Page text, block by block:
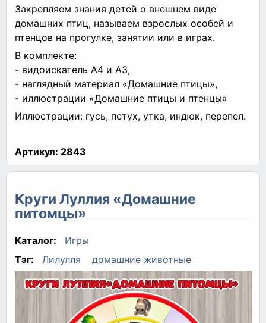
Закрепляем знания детей о внешнем виде
домашних птиц, называем взрослых особей и
птенцов на прогулке, занятии или в играх.
В комплекте:
- видоискатель А4 и А3,
- наглядный материал «Домашние птицы»,
- иллюстрации «Домашние птицы и птенцы»
Иллюстрации: гусь, петух, утка, индюк, перепел.
Артикул: 2843
Круги Луллия «Домашние
питомцы»
Каталог:
Игры
Тэг:
Лилулля домашние животные